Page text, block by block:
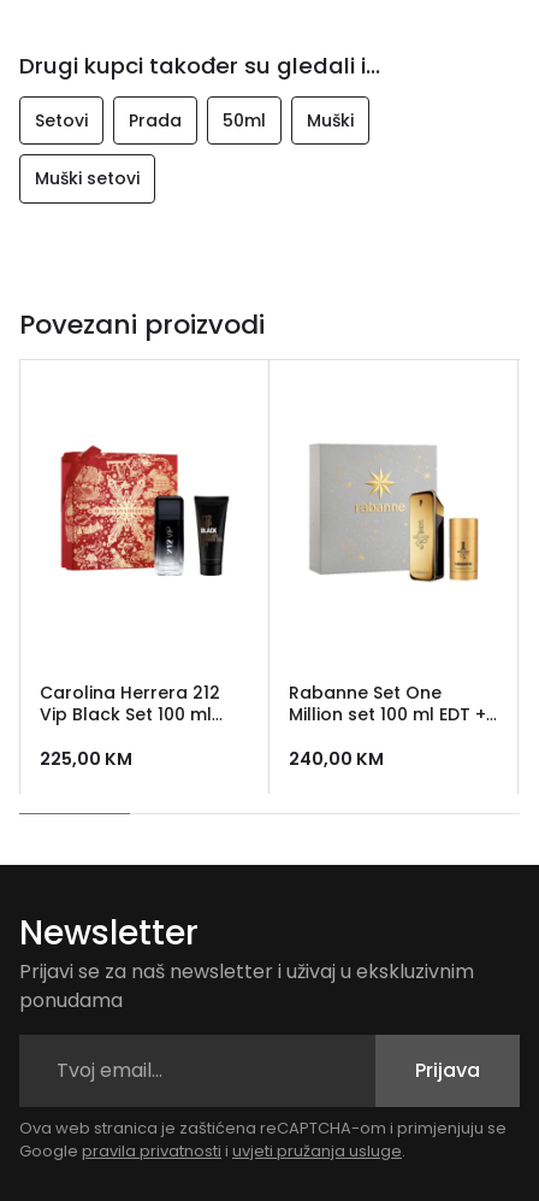
Drugi kupci također su gledali i...
Setovi Prada 50ml Muški
Muški setovi
Povezani proizvodi
Carolina Herrera 212
Vip Black Set 100 ml
gel
225,00 KM
Rabanne Set One
Million set 100 ml EDT +
240,00 KM
Newsletter
Prijavi se za naš newsletter i uživaj u ekskluzivnim
ponudama
Prijava
Ova web stranica je zaštićena reCAPTCHA-om i primjenjuju se
Google pravila privatnosti i uvjeti pružanja usluge.